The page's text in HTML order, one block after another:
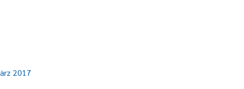
2017